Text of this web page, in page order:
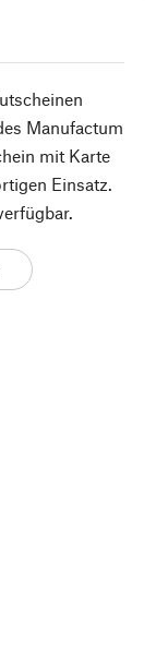
Manufactum
mit Karte
Einsatz.